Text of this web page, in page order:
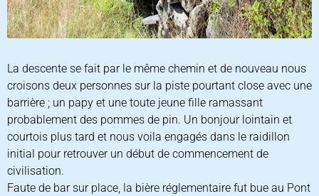
La descente se fait par le même chemin et de nouveau nous
croisons deux personnes sur la piste pourtant close avec une
barrière ; un papy et une toute jeune fille ramassant
probablement des pommes de pin. Un bonjour lointain et
courtois plus tard et nous voila engagés dans le raidillon
initial pour retrouver un début de commencement de
civilisation.
Faute de bar sur place, la bière réglementaire fut bue au Pont